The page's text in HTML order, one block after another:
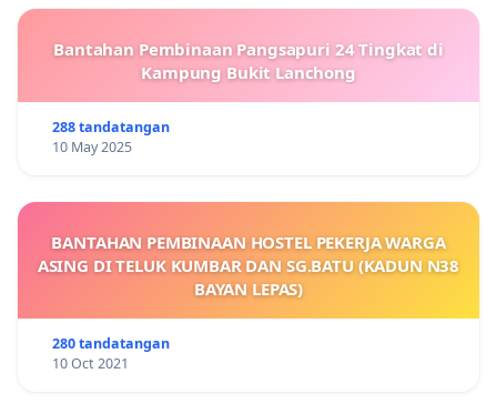
Bantahan Pembinaan Pangsapuri 24 Tingkat di
Kampung Bukit Lanchong
288 tandatangan
10 May 2025
BANTAHAN PEMBINAAN HOSTEL PEKERJA WARGA
ASING DI TELUK KUMBAR DAN SG.BATU (KADUN N38
BAYAN LEPAS)
280 tandatangan
10 Oct 2021